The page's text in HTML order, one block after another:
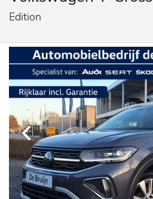
Edition